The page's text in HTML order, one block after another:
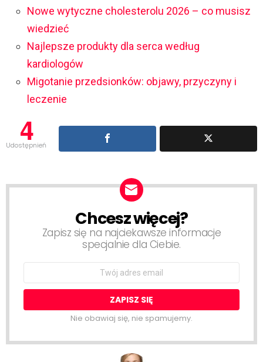
Nowe wytyczne cholesterolu 2026 – co musisz
wiedzieć
Najlepsze produkty dla serca według
kardiologów
Migotanie przedsionków: objawy, przyczyny i
leczenie
4
Udostępnień
NEWSLETTERChcesz więcej?
Zapisz się na najciekawsze informacje
specjalnie dla Ciebie.
Email
Nie obawiaj się, nie spamujemy.